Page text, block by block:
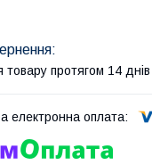
товару протягом 14 днів